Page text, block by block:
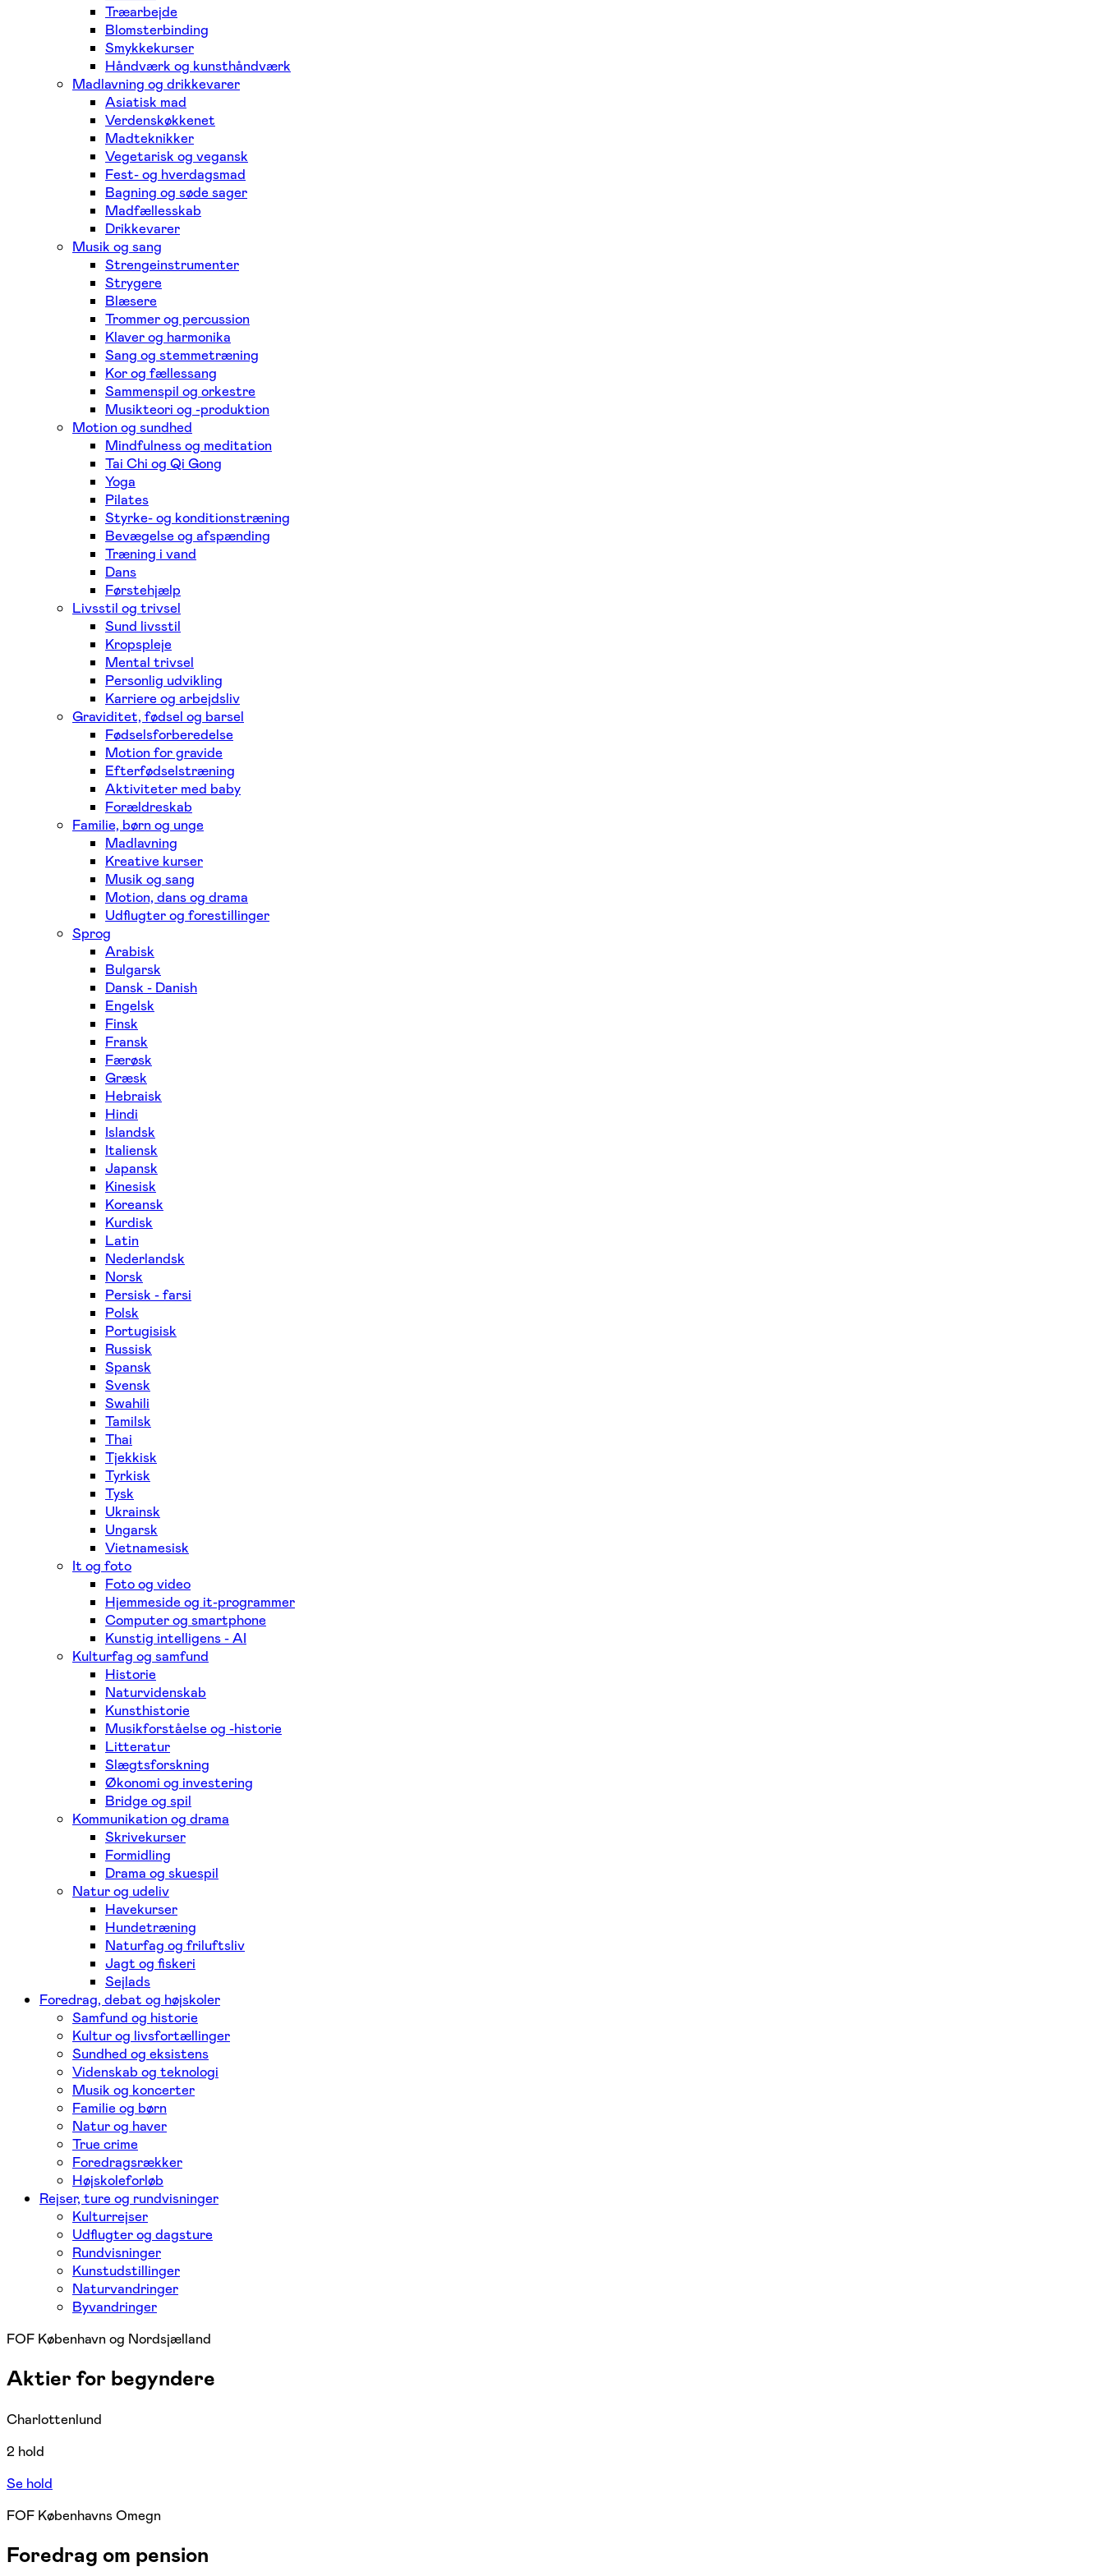
Træarbejde
Blomsterbinding
Smykkekurser
Håndværk og kunsthåndværk
Madlavning og drikkevarer
Asiatisk mad
Verdenskøkkenet
Madteknikker
Vegetarisk og vegansk
Fest- og hverdagsmad
Bagning og søde sager
Madfællesskab
Drikkevarer
Musik og sang
Strengeinstrumenter
Strygere
Blæsere
Trommer og percussion
Klaver og harmonika
Sang og stemmetræning
Kor og fællessang
Sammenspil og orkestre
Musikteori og -produktion
Motion og sundhed
Mindfulness og meditation
Tai Chi og Qi Gong
Yoga
Pilates
Styrke- og konditionstræning
Bevægelse og afspænding
Træning i vand
Dans
Førstehjælp
Livsstil og trivsel
Sund livsstil
Kropspleje
Mental trivsel
Personlig udvikling
Karriere og arbejdsliv
Graviditet, fødsel og barsel
Fødselsforberedelse
Motion for gravide
Efterfødselstræning
Aktiviteter med baby
Forældreskab
Familie, børn og unge
Madlavning
Kreative kurser
Musik og sang
Motion, dans og drama
Udflugter og forestillinger
Sprog
Arabisk
Bulgarsk
Dansk - Danish
Engelsk
Finsk
Fransk
Færøsk
Græsk
Hebraisk
Hindi
Islandsk
Italiensk
Japansk
Kinesisk
Koreansk
Kurdisk
Latin
Nederlandsk
Norsk
Persisk - farsi
Polsk
Portugisisk
Russisk
Spansk
Svensk
Swahili
Tamilsk
Thai
Tjekkisk
Tyrkisk
Tysk
Ukrainsk
Ungarsk
Vietnamesisk
It og foto
Foto og video
Hjemmeside og it-programmer
Computer og smartphone
Kunstig intelligens - AI
Kulturfag og samfund
Historie
Naturvidenskab
Kunsthistorie
Musikforståelse og -historie
Litteratur
Slægtsforskning
Økonomi og investering
Bridge og spil
Kommunikation og drama
Skrivekurser
Formidling
Drama og skuespil
Natur og udeliv
Havekurser
Hundetræning
Naturfag og friluftsliv
Jagt og fiskeri
Sejlads
Foredrag, debat og højskoler
Samfund og historie
Kultur og livsfortællinger
Sundhed og eksistens
Videnskab og teknologi
Musik og koncerter
Familie og børn
Natur og haver
True crime
Foredragsrækker
Højskoleforløb
Rejser, ture og rundvisninger
Kulturrejser
Udflugter og dagsture
Rundvisninger
Kunstudstillinger
Naturvandringer
Byvandringer
FOF København og Nordsjælland
Aktier for begyndere
Charlottenlund
2 hold
Se hold
FOF Københavns Omegn
Foredrag om pension